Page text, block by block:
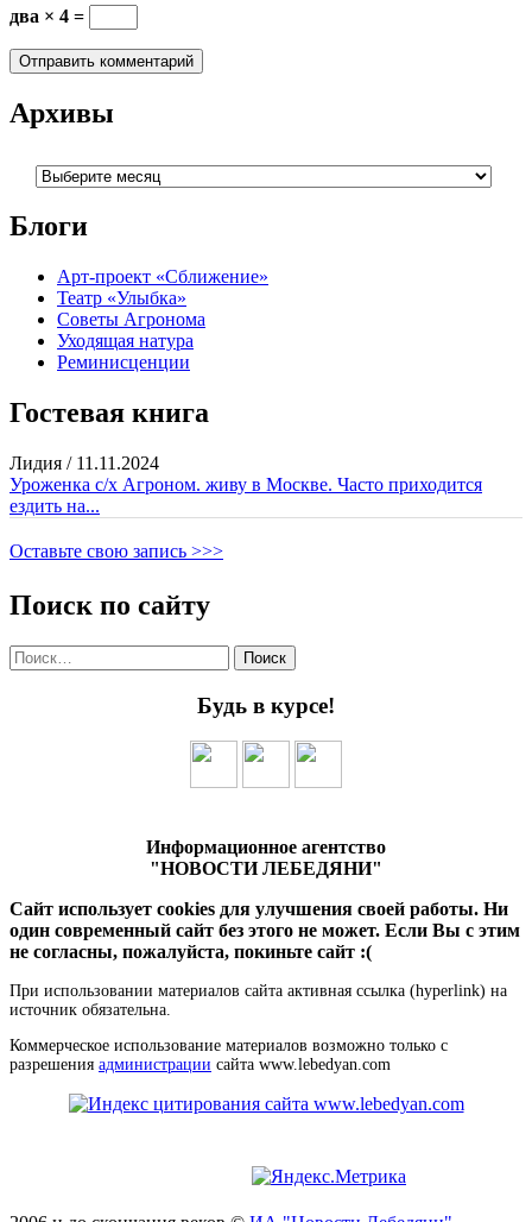
два × 4 =
Архивы
Архивы
Блоги
Арт-проект «Сближение»
Театр «Улыбка»
Советы Агронома
Уходящая натура
Реминисценции
Гостевая книга
Лидия / 11.11.2024
Уроженка с/х Агроном. живу в Москве. Часто приходится
ездить на...
Оставьте свою запись >>>
Поиск по сайту
Найти:
Будь в курсе!
Информационное агентство
"НОВОСТИ ЛЕБЕДЯНИ"
Сайт использует cookies для улучшения своей работы. Ни
один современный сайт без этого не может. Если Вы с этим
не согласны, пожалуйста, покиньте сайт :(
При использовании материалов сайта активная ссылка (hyperlink) на
источник обязательна.
Коммерческое использование материалов возможно только с
разрешения администрации сайта www.lebedyan.com